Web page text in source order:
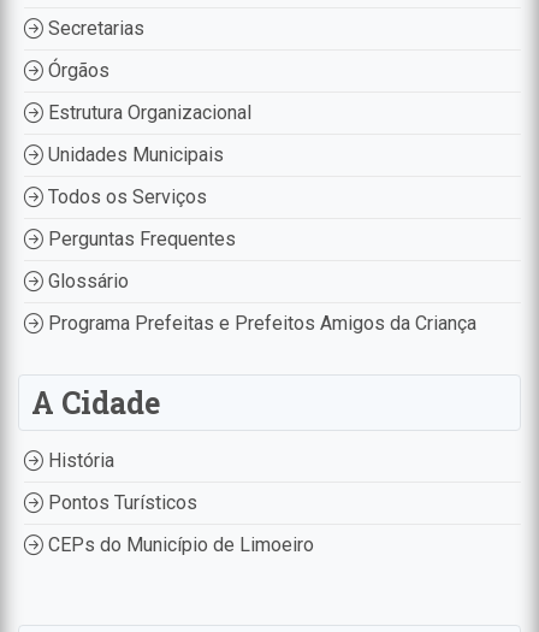
Secretarias
Órgãos
Estrutura Organizacional
Unidades Municipais
Todos os Serviços
Perguntas Frequentes
Glossário
Programa Prefeitas e Prefeitos Amigos da Criança
A Cidade
História
Pontos Turísticos
CEPs do Município de Limoeiro